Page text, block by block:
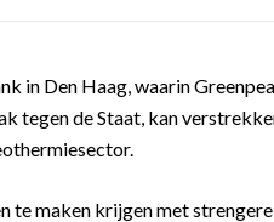
in Den Haag, waarin
tegen de Staat, kan
te maken krijgen met strengere